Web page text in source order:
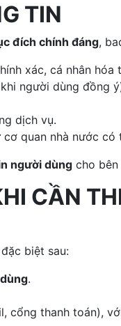
TIN
đích chính đáng,
xác, cá nhân
người dùng đồng
dịch vụ.
quan nhà nước có
người dùng cho
CẦN
biệt sau:
.
cổng thanh toán),